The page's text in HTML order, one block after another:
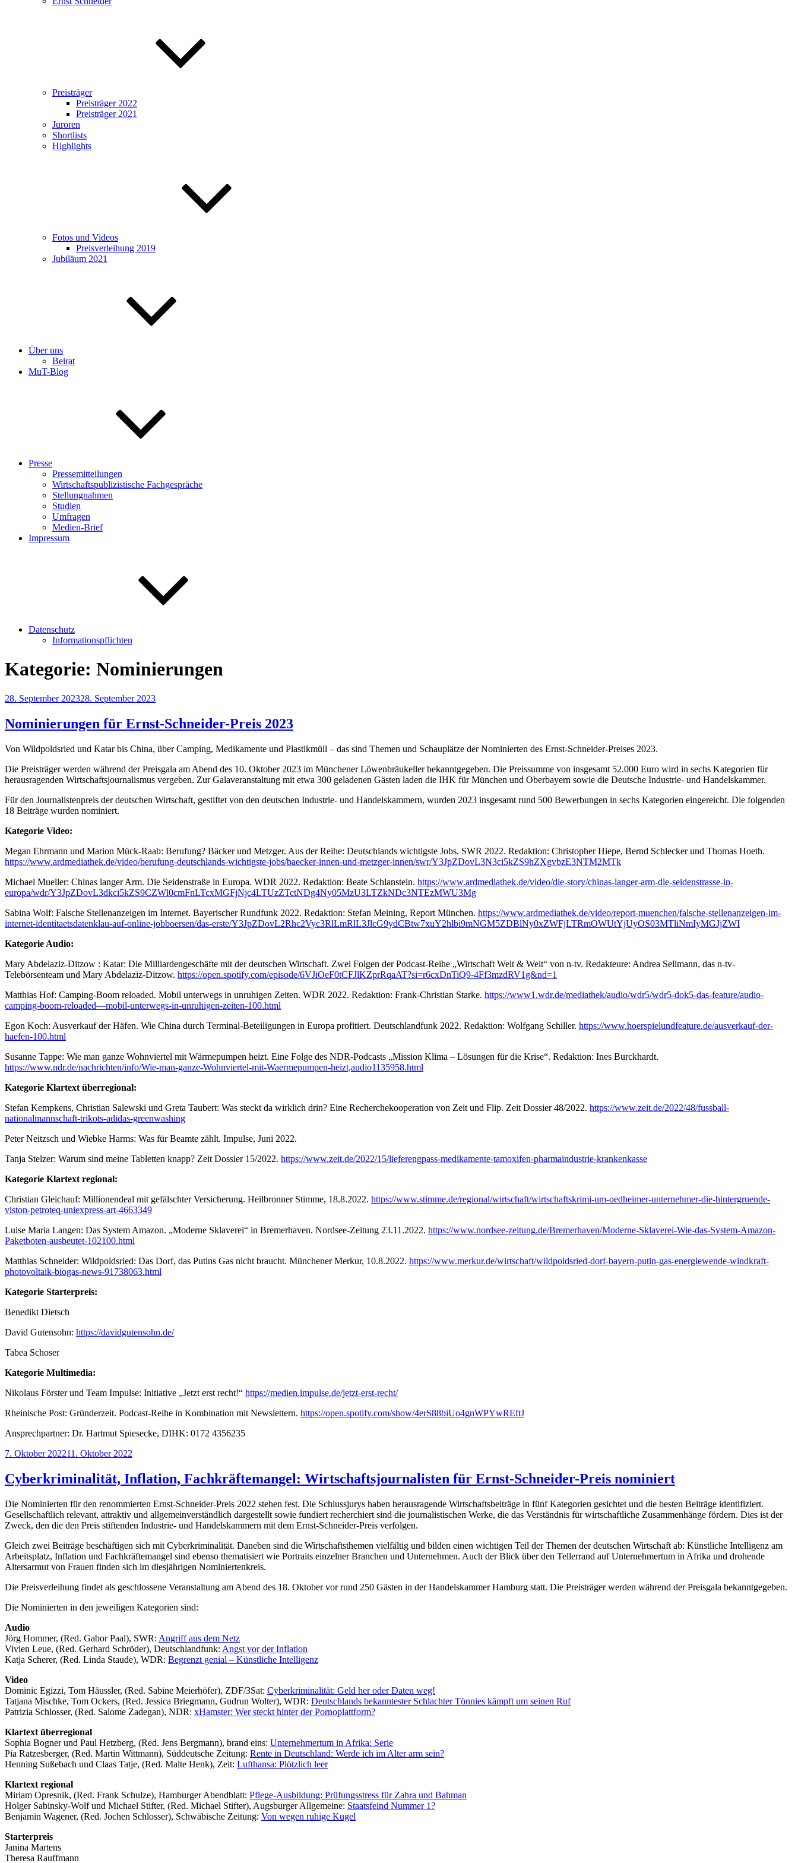
Preisträger
Preisträger 2022
Preisträger 2021
Juroren
Shortlists
Highlights
Fotos und Videos
Preisverleihung 2019
Jubiläum 2021
Über uns
Beirat
MuT-Blog
Presse
Pressemitteilungen
Wirtschaftspublizistische Fachgespräche
Stellungnahmen
Studien
Umfragen
Medien-Brief
Impressum
Datenschutz
Informationspflichten
Kategorie: Nominierungen
Veröffentlicht
28. September 202328. September 2023
Nominierungen für Ernst-Schneider-Preis 2023
Von Wildpoldsried und Katar bis China, über Camping, Medikamente und Plastikmüll – das sind Themen und Schauplätze der Nominierten des Ernst-Schneider-Preises 2023.
Die Preisträger werden während der Preisgala am Abend des 10. Oktober 2023 im Münchener Löwenbräukeller bekanntgegeben. Die Preissumme von insgesamt 52.000 Euro wird in sechs Kategorien für
herausragenden Wirtschaftsjournalismus vergeben. Zur Galaveranstaltung mit etwa 300 geladenen Gästen laden die IHK für München und Oberbayern sowie die Deutsche Industrie- und Handelskammer.
Für den Journalistenpreis der deutschen Wirtschaft, gestiftet von den deutschen Industrie- und Handelskammern, wurden 2023 insgesamt rund 500 Bewerbungen in sechs Kategorien eingereicht. Die folgenden
18 Beiträge wurden nominiert.
Kategorie Video:
Megan Ehrmann und Marion Mück-Raab: Berufung? Bäcker und Metzger. Aus der Reihe: Deutschlands wichtigste Jobs. SWR 2022. Redaktion: Christopher Hiepe, Bernd Schlecker und Thomas Hoeth.
https://www.ardmediathek.de/video/berufung-deutschlands-wichtigste-jobs/baecker-innen-und-metzger-innen/swr/Y3JpZDovL3N3ci5kZS9hZXgvbzE3NTM2MTk
Michael Mueller: Chinas langer Arm. Die Seidenstraße in Europa. WDR 2022. Redaktion: Beate Schlanstein. https://www.ardmediathek.de/video/die-story/chinas-langer-arm-die-seidenstrasse-in-
europa/wdr/Y3JpZDovL3dkci5kZS9CZWl0cmFnLTcxMGFjNjc4LTUzZTctNDg4Ny05MzU3LTZkNDc3NTEzMWU3Mg
Sabina Wolf: Falsche Stellenanzeigen im Internet. Bayerischer Rundfunk 2022. Redaktion: Stefan Meining, Report München. https://www.ardmediathek.de/video/report-muenchen/falsche-stellenanzeigen-im-
internet-identitaetsdatenklau-auf-online-jobboersen/das-erste/Y3JpZDovL2Rhc2Vyc3RlLmRlL3JlcG9ydCBtw7xuY2hlbi9mNGM5ZDBlNy0xZWFjLTRmOWUtYjUyOS03MTliNmIyMGJjZWI
Kategorie Audio:
Mary Abdelaziz-Ditzow : Katar: Die Milliardengeschäfte mit der deutschen Wirtschaft. Zwei Folgen der Podcast-Reihe „Wirtschaft Welt & Weit“ von n-tv. Redakteure: Andrea Sellmann, das n-tv-
Telebörsenteam und Mary Abdelaziz-Ditzow. https://open.spotify.com/episode/6VJiOeF0tCFJlKZprRqaAT?si=r6cxDnTiQ9-4Ff3mzdRV1g&nd=1
Matthias Hof: Camping-Boom reloaded. Mobil unterwegs in unruhigen Zeiten. WDR 2022. Redaktion: Frank-Christian Starke. https://www1.wdr.de/mediathek/audio/wdr5/wdr5-dok5-das-feature/audio-
camping-boom-reloaded—mobil-unterwegs-in-unruhigen-zeiten-100.html
Egon Koch: Ausverkauf der Häfen. Wie China durch Terminal-Beteiligungen in Europa profitiert. Deutschlandfunk 2022. Redaktion: Wolfgang Schiller. https://www.hoerspielundfeature.de/ausverkauf-der-
haefen-100.html
Susanne Tappe: Wie man ganze Wohnviertel mit Wärmepumpen heizt. Eine Folge des NDR-Podcasts „Mission Klima – Lösungen für die Krise“. Redaktion: Ines Burckhardt.
https://www.ndr.de/nachrichten/info/Wie-man-ganze-Wohnviertel-mit-Waermepumpen-heizt,audio1135958.html
Kategorie Klartext überregional:
Stefan Kempkens, Christian Salewski und Greta Taubert: Was steckt da wirklich drin? Eine Recherchekooperation von Zeit und Flip. Zeit Dossier 48/2022. https://www.zeit.de/2022/48/fussball-
nationalmannschaft-trikots-adidas-greenwashing
Peter Neitzsch und Wiebke Harms: Was für Beamte zählt. Impulse, Juni 2022.
Tanja Stelzer: Warum sind meine Tabletten knapp? Zeit Dossier 15/2022. https://www.zeit.de/2022/15/lieferengpass-medikamente-tamoxifen-pharmaindustrie-krankenkasse
Kategorie Klartext regional:
Christian Gleichauf: Millionendeal mit gefälschter Versicherung. Heilbronner Stimme, 18.8.2022. https://www.stimme.de/regional/wirtschaft/wirtschaftskrimi-um-oedheimer-unternehmer-die-hintergruende-
viston-petroteq-uniexpress-art-4663349
Luise Maria Langen: Das System Amazon. „Moderne Sklaverei“ in Bremerhaven. Nordsee-Zeitung 23.11.2022. https://www.nordsee-zeitung.de/Bremerhaven/Moderne-Sklaverei-Wie-das-System-Amazon-
Paketboten-ausbeutet-102100.html
Matthias Schneider: Wildpoldsried: Das Dorf, das Putins Gas nicht braucht. Münchener Merkur, 10.8.2022. https://www.merkur.de/wirtschaft/wildpoldsried-dorf-bayern-putin-gas-energiewende-windkraft-
photovoltaik-biogas-news-91738063.html
Kategorie Starterpreis:
Benedikt Dietsch
David Gutensohn: https://davidgutensohn.de/
Tabea Schoser
Kategorie Multimedia:
Nikolaus Förster und Team Impulse: Initiative „Jetzt erst recht!“ https://medien.impulse.de/jetzt-erst-recht/
Rheinische Post: Gründerzeit. Podcast-Reihe in Kombination mit Newslettern. https://open.spotify.com/show/4erS88biUo4gnWPYwREftJ
Ansprechpartner: Dr. Hartmut Spiesecke, DIHK: 0172 4356235
Veröffentlicht
7. Oktober 202211. Oktober 2022
Cyberkriminalität, Inflation, Fachkräftemangel: Wirtschaftsjournalisten für Ernst-Schneider-Preis nominiert
Die Nominierten für den renommierten Ernst-Schneider-Preis 2022 stehen fest. Die Schlussjurys haben herausragende Wirtschaftsbeiträge in fünf Kategorien gesichtet und die besten Beiträge identifiziert.
Gesellschaftlich relevant, attraktiv und allgemeinverständlich dargestellt sowie fundiert recherchiert sind die journalistischen Werke, die das Verständnis für wirtschaftliche Zusammenhänge fördern. Dies ist der
Zweck, den die den Preis stiftenden Industrie- und Handelskammern mit dem Ernst-Schneider-Preis verfolgen.
Gleich zwei Beiträge beschäftigen sich mit Cyberkriminalität. Daneben sind die Wirtschaftsthemen vielfältig und bilden einen wichtigen Teil der Themen der deutschen Wirtschaft ab: Künstliche Intelligenz am
Arbeitsplatz, Inflation und Fachkräftemangel sind ebenso thematisiert wie Portraits einzelner Branchen und Unternehmen. Auch der Blick über den Tellerrand auf Unternehmertum in Afrika und drohende
Altersarmut von Frauen finden sich im diesjährigen Nominiertenkreis.
Die Preisverleihung findet als geschlossene Veranstaltung am Abend des 18. Oktober vor rund 250 Gästen in der Handelskammer Hamburg statt. Die Preisträger werden während der Preisgala bekanntgegeben.
Die Nominierten in den jeweiligen Kategorien sind:
Audio
Jörg Hommer, (Red. Gabor Paal), SWR: Angriff aus dem Netz
Vivien Leue, (Red. Gerhard Schröder), Deutschlandfunk: Angst vor der Inflation
Katja Scherer, (Red. Linda Staude), WDR: Begrenzt genial – Künstliche Intelligenz
Video
Dominic Egizzi, Tom Häussler, (Red. Sabine Meierhöfer), ZDF/3Sat: Cyberkriminalität: Geld her oder Daten weg!
Tatjana Mischke, Tom Ockers, (Red. Jessica Briegmann, Gudrun Wolter), WDR: Deutschlands bekanntester Schlachter Tönnies kämpft um seinen Ruf
Patrizia Schlosser, (Red. Salome Zadegan), NDR: xHamster: Wer steckt hinter der Pornoplattform?
Klartext überregional
Sophia Bogner und Paul Hetzberg, (Red. Jens Bergmann), brand eins: Unternehmertum in Afrika: Serie
Pia Ratzesberger, (Red. Martin Wittmann), Süddeutsche Zeitung: Rente in Deutschland: Werde ich im Alter arm sein?
Henning Sußebach und Claas Tatje, (Red. Malte Henk), Zeit: Lufthansa: Plötzlich leer
Klartext regional
Miriam Opresnik, (Red. Frank Schulze), Hamburger Abendblatt: Pflege-Ausbildung: Prüfungsstress für Zahra und Bahman
Holger Sabinsky-Wolf und Michael Stifter, (Red. Michael Stifter), Augsburger Allgemeine: Staatsfeind Nummer 1?
Benjamin Wagener, (Red. Jochen Schlosser), Schwäbische Zeitung: Von wegen ruhige Kugel
Starterpreis
Janina Martens
Theresa Rauffmann